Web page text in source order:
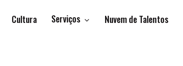
Cultura Serviços Nuvem de Talentos